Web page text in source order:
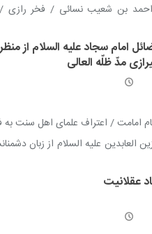
بن شعیب نسائی / فخر رازی
امام سجاد علیه ‌السلام از
مدّ ظلّه العالی
امامت / اعتراف علمای اهل سنت به
العابدین علیه السلام از زبان
و پناه مردم / امام سجاد علیه
عقلانیت